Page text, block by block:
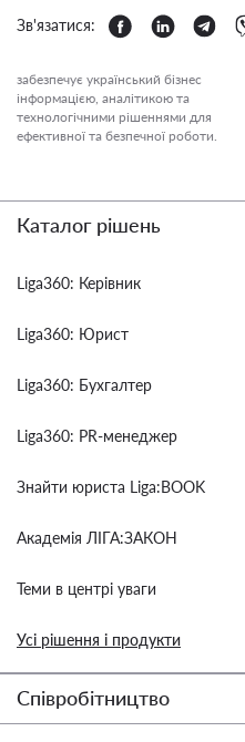
Зв'язатися:
забезпечує український бізнес
інформацією, аналітикою та
технологічними рішеннями для
ефективної та безпечної роботи.
Каталог рішень
Liga360: Керівник
Liga360: Юрист
Liga360: Бухгалтер
Liga360: PR-менеджер
Знайти юриста Liga:BOOK
Академія ЛІГА:ЗАКОН
Теми в центрі уваги
Усі рішення і продукти
Співробітництво